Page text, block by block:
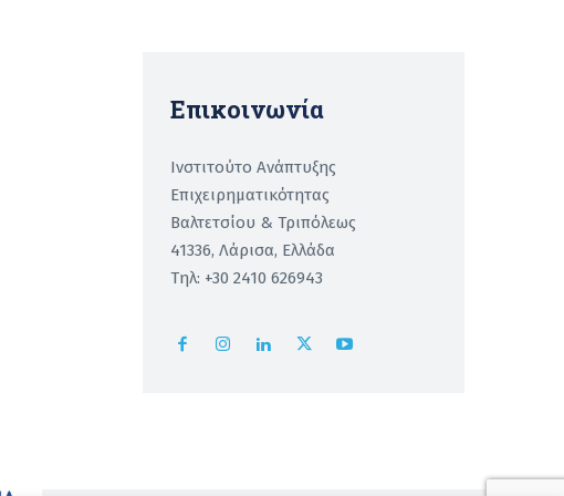
Επικοινωνία
Ινστιτούτο Ανάπτυξης
Επιχειρηματικότητας
Βαλτετσίου & Τριπόλεως
41336, Λάρισα, Ελλάδα
Τηλ: +30 2410 626943